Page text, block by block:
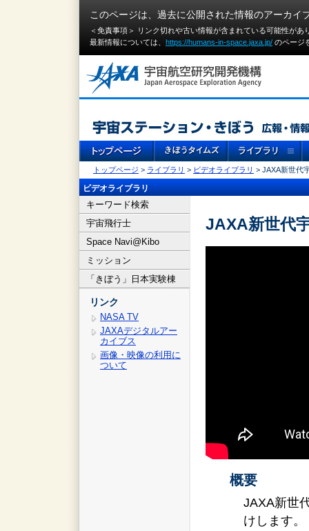
このページは、過去に公開された情報のアーカイ
＜免責事項＞ リンク切れや古い情報が含まれている可能性が
最新情報については、 https://humans-in-space.jaxa.jp/ のページ
トップページ > ライブラリ > ビデオライブラリ > JAXA新世代
ビデオライブラリ
キーワード検索
宇宙飛行士
Space Navi@Kibo
ミッション
「きぼう」日本実験棟
リンク
NASA TV
JAXAデジタルアー
カイブス
画像・映像の利用に
ついて
JAXA新世代
概要
JAXA新世
けします。